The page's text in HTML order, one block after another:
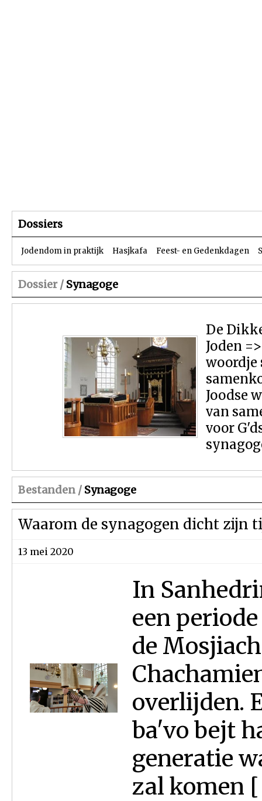
Dossiers
Jodendom in praktijk Hasjkafa Feest- en Gedenkdagen
Dossier / Synagoge
De
Joden
woordje
Joodse
van
voor
Bestanden / Synagoge
Waarom de synagogen dicht zijn
13 mei 2020
In
een
de
overlijden.
ba'vo bejt
generatie
zal komen